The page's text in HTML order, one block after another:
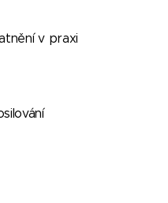
v praxi